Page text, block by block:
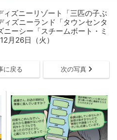
ィズニーリゾート「三匹の子ぶ
ズニーランド「タウンセンタ
ーシー「スチームボート・ミ
月26日（火）
に戻る 次の写真